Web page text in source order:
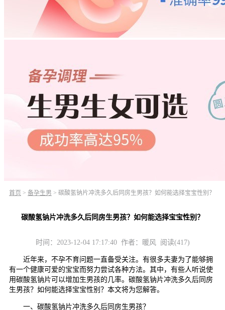
首页 > 备孕生男 > 碳酸氢钠片冲洗多久后同房生男孩？如何能选择宝宝性别？
碳酸氢钠片冲洗多久后同房生男孩？如何能选择宝宝性别？
时间：2023-12-04 17:17:40 作者：暖风 阅读(417)
近年来，不孕不育问题一直备受关注。有很多夫妻为了能够拥
有一个健康可爱的宝宝而努力尝试各种方法。其中，有些人听说使
用碳酸氢钠片可以增加生男孩的几率。碳酸氢钠片冲洗多久后同房
生男孩？如何能选择宝宝性别？本文将为您解答。
一、碳酸氢钠片冲洗多久后同房生男孩？